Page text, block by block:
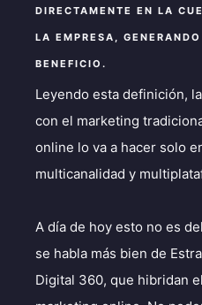
DIRECTAMENTE EN LA
LA EMPRESA,
BENEFICIO.
Leyendo esta definición,
con el marketing
online lo va a hacer solo
multicanalidad y
A día de hoy esto no es
se habla más bien de
Digital 360, que hibridan